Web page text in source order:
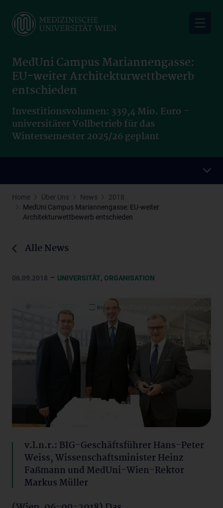
main
MedUni Campus Mariannengasse:
EU-weiter Architekturwettbewerb
entschieden
Investitionsvolumen: 339,4 Mio. Euro –
universitärer Vollbetrieb für das
Wintersemester 2025/26 geplant
Home Über Uns News
2018
MedUni Campus Mariannengasse: EU-weiter
Architekturwettbewerb entschieden
Alle News
06.09.2018 – UNIVERSITÄT, ORGANISATION
v.l.n.r.: BIG-Geschäftsführer Hans-Peter
Weiss, Wissenschaftsminister Heinz
Faßmann und MedUni-Wien-Rektor
Markus Müller